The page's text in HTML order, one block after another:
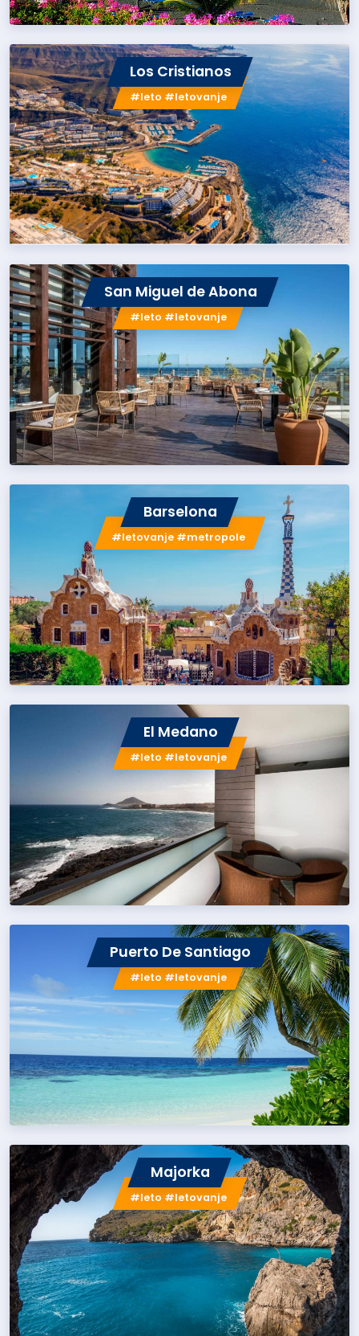
Los Cristianos
#leto #letovanje
San Miguel de Abona
#leto #letovanje
Barselona
#letovanje #metropole
El Medano
#leto #letovanje
Puerto De Santiago
#leto #letovanje
Majorka
#leto #letovanje